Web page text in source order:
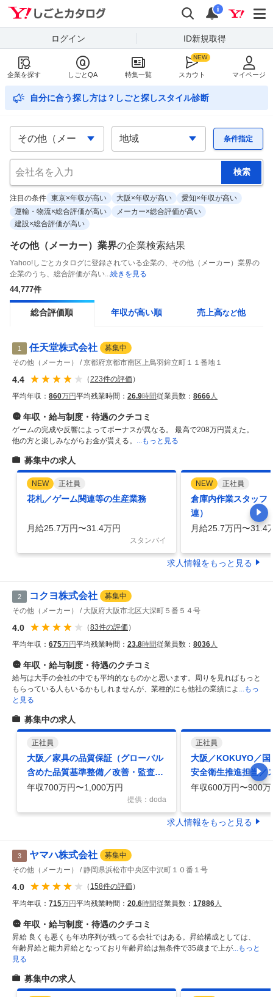
検索
通知
i
ログイン ID新規取得
企業を探す しごとQA 特集一覧 スカウト マイページ
自分に合う探し方は？しごと探しスタイル診断
条件指定
注目の条件 東京×年収が高い 大阪×年収が高い
愛知×年収が高い
運輸・物流×総合評価が高い
メーカー×総合評価が高い
建設×総合評価が高い
その他（メーカー）業界の企業検索結果
Yahoo!しごとカタログに登録されている企業の、その他（メーカー）業界の
企業のうち、総合評価が高い...続きを見る
44,777件
総合評価順 年収が高い順 売上高など他
1 任天堂株式会社
募集中
その他（メーカー）
京都府京都市南区上鳥羽鉾立町１１番地１
4.4 （223件の評価 ）
平均年収： 860万円平均残業時間： 26.9時間従業員数： 8666人
年収・給与制度・待遇のクチコミ
ゲームの完成や反響によってボーナスが異なる。 最高で208万円貰えた。
他の方と楽しみながらお金が貰える。 ...もっと見る
募集中の求人
NEW 正社員
花札／ゲーム関連等の生産業務
月給25.7万円〜31.4万円
スタンバイ
NEW 正社員
倉庫内作業スタッフ
連）
月給25.7万円〜31.4
求人情報をもっと見る
2 コクヨ株式会社
募集中
その他（メーカー）
大阪府大阪市北区大深町５番５４号
4.0 （83件の評価 ）
平均年収： 675万円平均残業時間： 23.8時間従業員数： 8036人
年収・給与制度・待遇のクチコミ
給与は大手の会社の中でも平均的なものかと思います。周りを見ればもっと
もらっている人もいるかもしれませんが、業種的にも他社の業績によ ...もっ
と見る
募集中の求人
正社員
大阪／家具の品質保証（グローバル
含めた品質基準整備／改善・監査対
応等）／事業変革×仕組作りに携わ
年収700万円〜1,000万円
提供：doda
正社員
大阪／KOKUYO／
安全衛生推進担当／
ー事業グローバル展
年収600万円〜900万
求人情報をもっと見る
3 ヤマハ株式会社
募集中
その他（メーカー）
静岡県浜松市中央区中沢町１０番１号
4.0 （ 158件の評価 ）
平均年収： 715万円平均残業時間： 20.6時間従業員数： 17886人
年収・給与制度・待遇のクチコミ
昇給 良くも悪くも年功序列が残ってる会社ではある。昇給構成としては、
年齢昇給と能力昇給となっており年齢昇給は無条件で35歳まで上が...もっと
見る
募集中の求人